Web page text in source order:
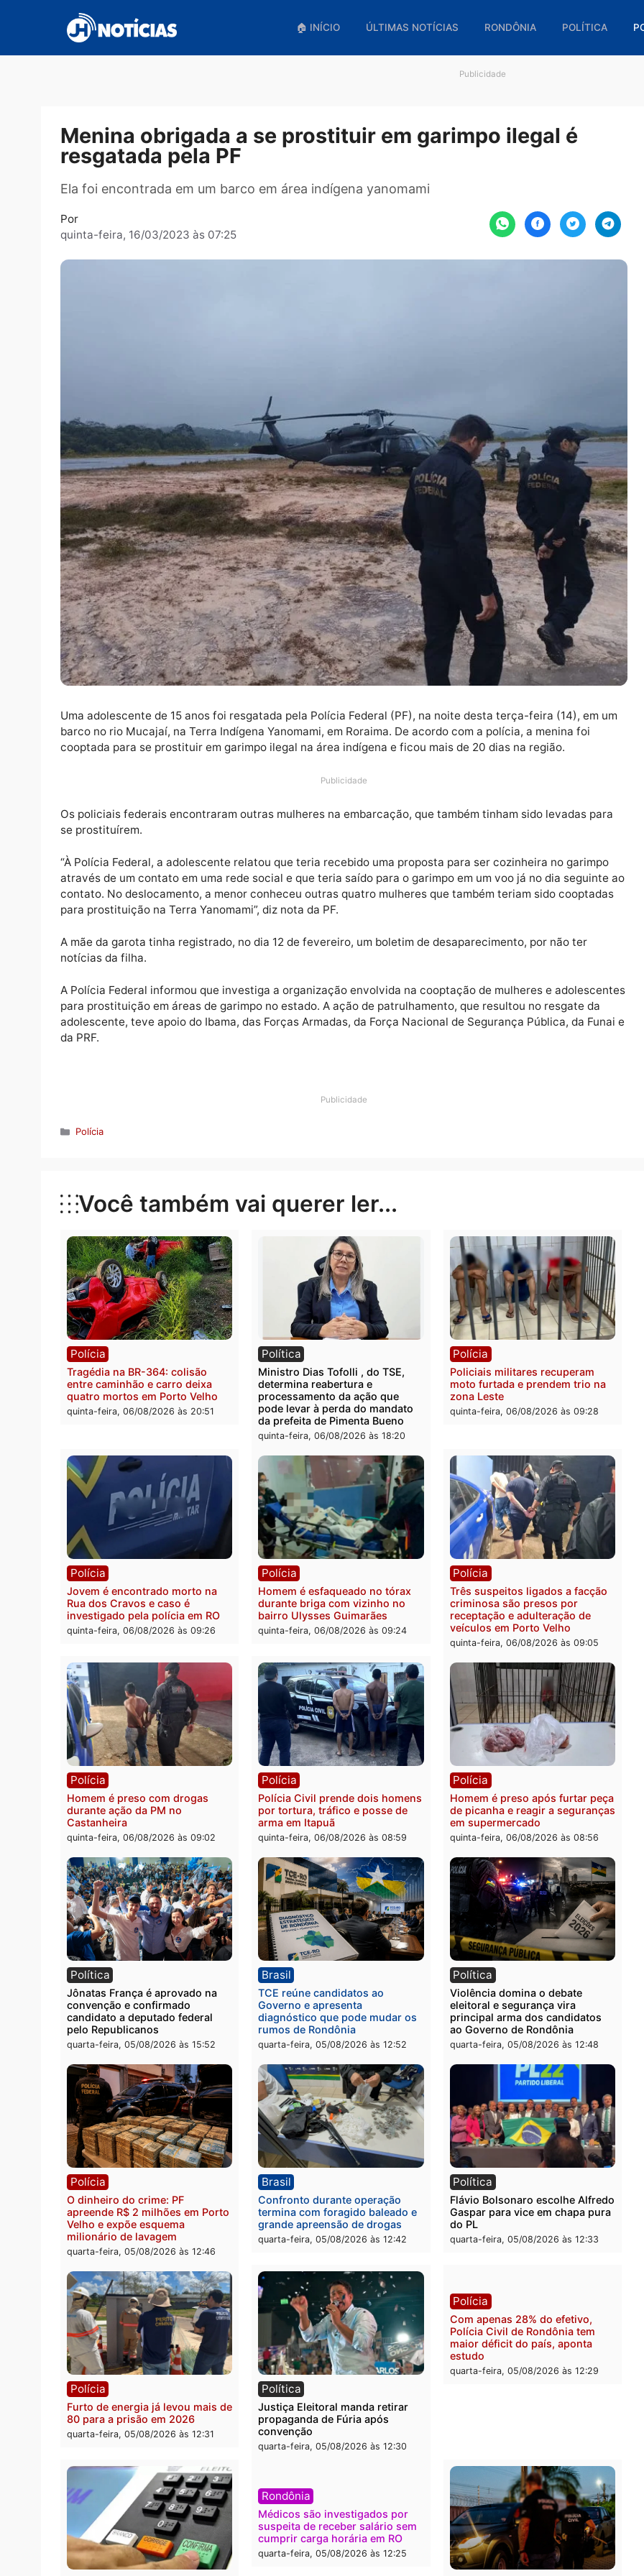
conteúdo
🏠 INÍCIO ÚLTIMAS NOTÍCIAS RONDÔNIA
Menina obrigada a se prostituir em garimpo ilegal é
resgatada pela PF
Por
quinta-feira, 16/03/2023 às 07:25
barco no rio Mucajaí, na Terra Indígena Yanomami, em Roraima. De acordo com a polícia, a menina
cooptada para se prostituir em garimpo ilegal na área indígena e ficou mais de 20 dias na região.
Publicidade
Os policiais federais encontraram outras mulheres na embarcação, que também tinham sido
“À Polícia Federal, a adolescente relatou que teria recebido uma proposta para ser cozinheira no
contato. No deslocamento, a menor conheceu outras quatro mulheres que também teriam sido
para prostituição na Terra Yanomami”, diz nota da PF.
A mãe da garota tinha registrado, no dia 12 de fevereiro, um boletim de desaparecimento, por não
A Polícia Federal informou que investiga a organização envolvida na cooptação de mulheres e
adolescente, teve apoio do Ibama, das Forças Armadas, da Força Nacional de Segurança Pública,
Categorias
Polícia
Você também vai querer ler...
Polícia
Tragédia na BR-364: colisão
entre caminhão e carro deixa
quatro mortos em Porto Velho
quinta-feira, 06/08/2026 às 20:51
Política
Ministro Dias Tofolli , do TSE,
determina reabertura e
processamento da ação que
pode levar à perda do mandato
da prefeita de Pimenta Bueno
quinta-feira, 06/08/2026 às 18:20
Polícia
Policiais militares
moto furtada e prendem
zona Leste
Polícia
Jovem é encontrado morto na
Rua dos Cravos e caso é
investigado pela polícia em RO
quinta-feira, 06/08/2026 às 09:26
Polícia
Homem é esfaqueado no tórax
durante briga com vizinho no
bairro Ulysses Guimarães
quinta-feira, 06/08/2026 às 09:24
Polícia
Três suspeitos ligados a
receptação e adulteração
veículos em Porto Velho
quinta-feira, 06/08/2026 às
Polícia
Homem é preso com drogas
durante ação da PM no
Castanheira
quinta-feira, 06/08/2026 às 09:02
Polícia
Polícia Civil prende dois homens
por tortura, tráfico e posse de
arma em Itapuã
quinta-feira, 06/08/2026 às 08:59
Homem é preso após
de picanha e reagir a
em supermercado
quinta-feira, 06/08/2026 às
Política
Jônatas França é aprovado na
convenção e confirmado
candidato a deputado federal
pelo Republicanos
quarta-feira, 05/08/2026 às 15:52
Brasil
TCE reúne candidatos ao
Governo e apresenta
diagnóstico que pode mudar os
quarta-feira, 05/08/2026 às 12:52
Política
Violência domina o debate
principal arma dos
Polícia
O dinheiro do crime: PF
Velho e expõe esquema
milionário de lavagem
quarta-feira, 05/08/2026 às 12:46
Brasil
Confronto durante operação
quarta-feira, 05/08/2026 às 12:42
do PL
quarta-feira, 05/08/2026 às
Polícia